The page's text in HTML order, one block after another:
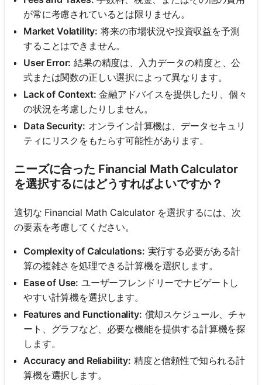
ん
初
質
る
が常に考慮されているとは限りません。
Market Volatility: 将来の市場状況や投資収益を予測
することはできません。
User Error: 結果の精度は、入力データの精度と、公
式または関数の正しい選択によって異なります。
Lack of Context: 金融アドバイスを提供したり、個々
の状況を考慮したりしません。
Data Security: オンライン計算機は、データセキュリ
ティにリスクをもたらす可能性があります。
ニーズに合った Financial Math Calculator
を選択するにはどうすればよいですか？
適切な Financial Math Calculator を選択するには、次
の要素を考慮してください。
Complexity of Calculations: 実行する必要がある計
算の複雑さを処理できる計算機を選択します。
Ease of Use: ユーザーフレンドリーでナビゲートし
やすい計算機を選択します。
Features and Functionality: 償却スケジュール、チャ
ート、グラフなど、必要な機能を提供する計算機を探
します。
Accuracy and Reliability: 精度と信頼性で知られる計
算機を選択します。